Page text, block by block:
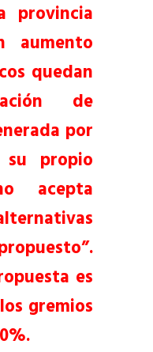
provincia
aumento
quedan
de
por
propio
acepta
es
gremios